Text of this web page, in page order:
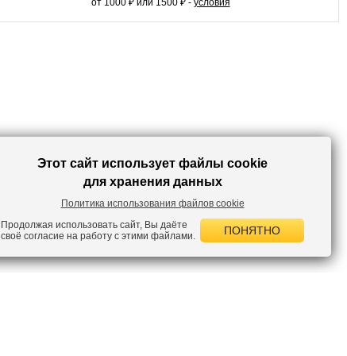
от 1000 ₽ или 1500 ₽ - условия
Этот сайт использует файлы cookie
для хранения данных
Политика использования файлов cookie
Продолжая использовать сайт, Вы даёте
своё согласие на работу с этими файлами.
ПОНЯТНО